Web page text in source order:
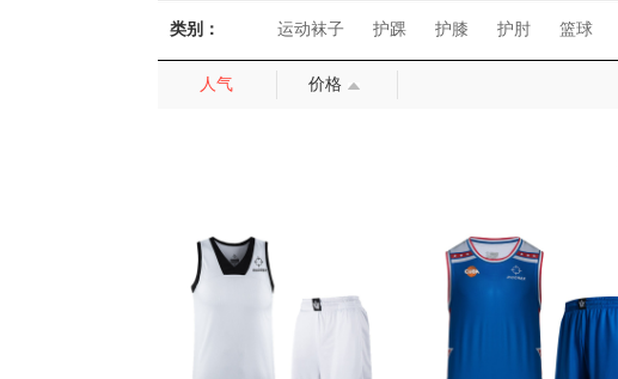
类别： 运动袜子 护踝 护膝 护肘 篮球
人气 价格